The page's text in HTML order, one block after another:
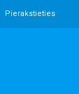
Pierakstieties